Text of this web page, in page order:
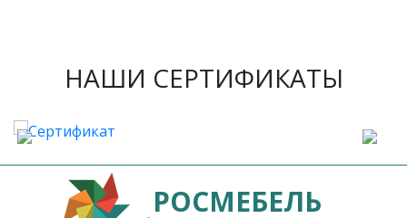
НАШИ СЕРТИФИКАТЫ
РОСМЕБЕЛЬ